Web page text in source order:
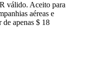
válido. Aceito para
aéreas e
apenas $ 18